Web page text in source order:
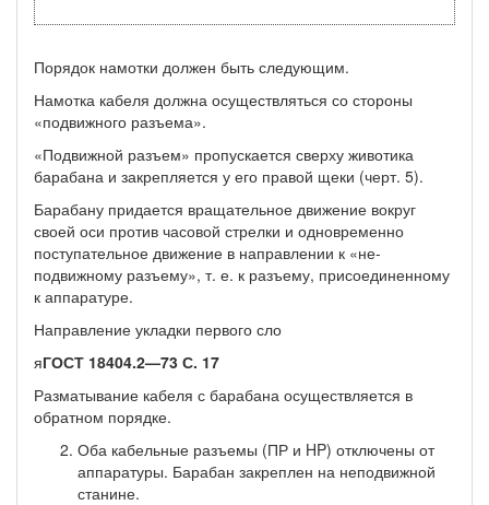
Порядок намотки должен быть следующим.
Намотка кабеля должна осуществляться со стороны
«подвижного разъема».
«Подвижной разъем» пропускается сверху животика
барабана и закрепля­ется у его правой щеки (черт. 5).
Барабану придается вращательное движение вокруг
своей оси против часо­вой стрелки и одновременно
поступательное движение в направлении к «не­
подвижному разъему», т. е. к разъему, присоединенному
к аппаратуре.
Направление укладки первого сло
яГОСТ 18404.2—73 С. 17
Разматывание кабеля с барабана осуществляется в
обратном порядке.
Оба кабельные разъемы (ПР и HP) отключены от
аппаратуры. Барабан закреплен на неподвижной
станине.